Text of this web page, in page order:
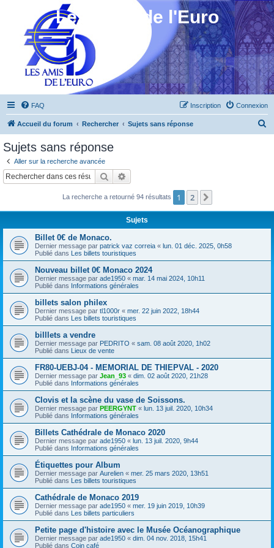
Les Amis de l'Euro
FAQ Connexion
Inscription
Accueil du forum Rechercher Sujets sans réponse
c
Sujets sans réponse
Aller sur la recherche avancée
Rechercher
La recherche a retourné 94 résultats 1 2
Sujets
Billet 0€ de Monaco.
Dernier message par patrick vaz correia « lun. 01 déc. 2025, 0h58
Publié dans Les billets touristiques
Nouveau billet 0€ Monaco 2024
Dernier message par ade1950 « mar. 14 mai 2024, 10h11
Publié dans Informations générales
billets salon philex
Dernier message par tl1000r « mer. 22 juin 2022, 18h44
Publié dans Les billets touristiques
billlets a vendre
Dernier message par PEDRITO « sam. 08 août 2020, 1h02
Publié dans Lieux de vente
FR80-UEBJ-04 - MEMORIAL DE THIEPVAL - 2020
Dernier message par Jean_93 « dim. 02 août 2020, 21h28
Publié dans Informations générales
Clovis et la scène du vase de Soissons.
Dernier message par PEERGYNT « lun. 13 juil. 2020, 10h34
Publié dans Informations générales
Billets Cathédrale de Monaco 2020
Dernier message par ade1950 « lun. 13 juil. 2020, 9h44
Publié dans Informations générales
Étiquettes pour Album
Dernier message par Aurelien « mer. 25 mars 2020, 13h51
Publié dans Les billets touristiques
Cathédrale de Monaco 2019
Dernier message par ade1950 « mer. 19 juin 2019, 10h39
Publié dans Les billets particuliers
Petite page d'histoire avec le Musée Océanographique
Dernier message par ade1950 « dim. 04 nov. 2018, 15h41
Publié dans Coin café